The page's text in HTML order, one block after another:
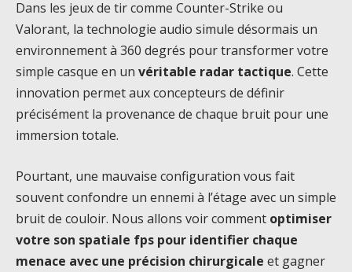
Dans les jeux de tir comme Counter-Strike ou
Valorant, la technologie audio simule désormais un
environnement à 360 degrés pour transformer votre
simple casque en un véritable radar tactique. Cette
innovation permet aux concepteurs de définir
précisément la provenance de chaque bruit pour une
immersion totale.
Pourtant, une mauvaise configuration vous fait
souvent confondre un ennemi à l’étage avec un simple
bruit de couloir. Nous allons voir comment optimiser
votre son spatiale fps pour identifier chaque
menace avec une précision chirurgicale et gagner